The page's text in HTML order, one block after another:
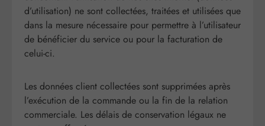
d’utilisation) ne sont collectées, traitées et utilisées que
dans la mesure nécessaire pour permettre à l’utilisateur
de bénéficier du service ou pour la facturation de
celui-ci.
Les données client collectées sont supprimées après
l’exécution de la commande ou la fin de la relation
commerciale. Les délais de conservation légaux ne